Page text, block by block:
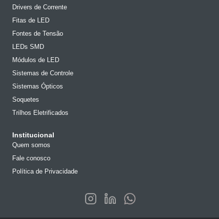
Drivers de Corrente
Fitas de LED
Fontes de Tensão
LEDs SMD
Módulos de LED
Sistemas de Controle
Sistemas Ópticos
Soquetes
Trilhos Eletrificados
Institucional
Quem somos
Fale conosco
Política de Privacidade